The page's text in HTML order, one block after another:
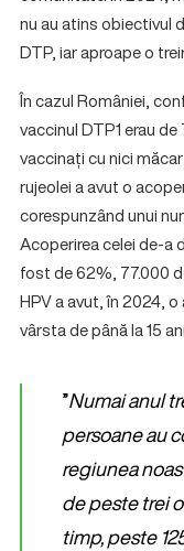
nu au atins obiectivul
DTP, iar aproape o
În cazul României,
vaccinul DTP1 erau
vaccinați cu nici
rujeolei a avut o
corespunzând unui
Acoperirea celei de-a
fost de 62%, 77.000
HPV a avut, în 2024,
vârsta de până la 15
”Numai anul
persoane au
regiunea
de peste trei
timp, peste